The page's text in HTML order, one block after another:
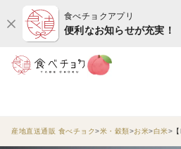
食べチョクアプリ
便利なお知らせが充実！
産地直送通販 食べチョク 米・穀類 お米 白米